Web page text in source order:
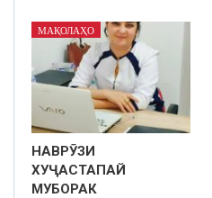
МАҚОЛАҲО
НАВРӮЗИ
ХУҶАСТАПАЙ
МУБОРАК